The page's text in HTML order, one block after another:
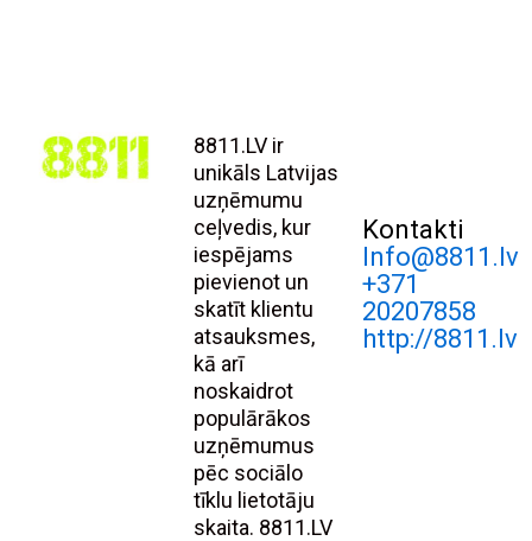
8811.LV ir
unikāls Latvijas
uzņēmumu
ceļvedis, kur
iespējams
pievienot un
skatīt klientu
atsauksmes,
kā arī
noskaidrot
populārākos
uzņēmumus
pēc sociālo
tīklu lietotāju
skaita. 8811.LV
Kontakti
Info@8811.lv
+371
20207858
http://8811.lv